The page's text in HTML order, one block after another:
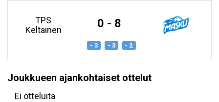
TPS
Keltainen
0 - 8
- 3 - 3 - 2
Joukkueen ajankohtaiset ottelut
Ei otteluita